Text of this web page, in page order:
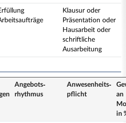
Klausur oder
Präsentation oder
Hausarbeit oder
schriftliche
Ausarbeitung
Angebots­
rhythmus
Anwesenheits­
pflicht
an
in